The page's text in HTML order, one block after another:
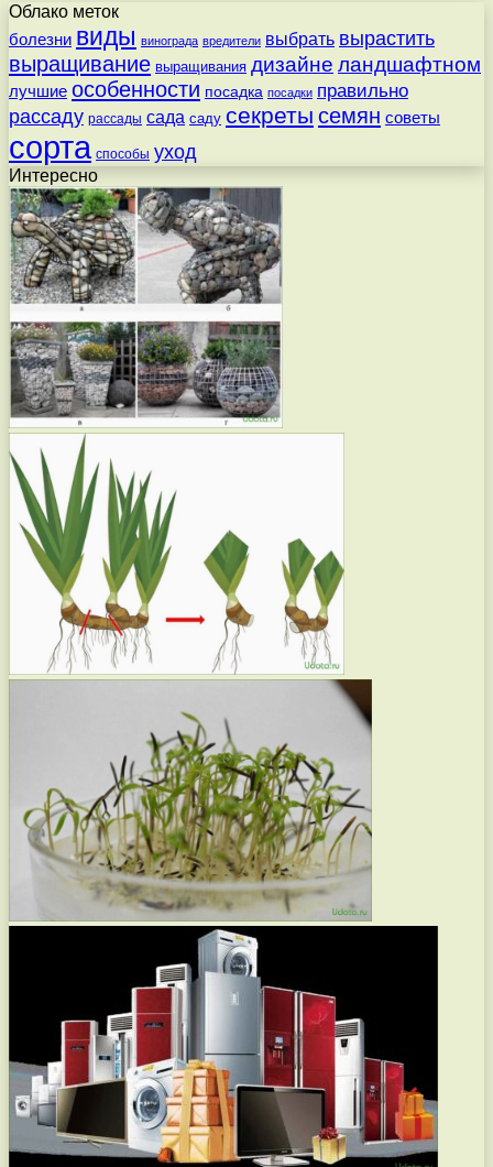
Облако меток
болезни виды винограда вредители выбрать вырастить
выращивание выращивания дизайне ландшафтном
лучшие особенности посадка посадки правильно
рассаду рассады сада саду секреты семян советы
сорта способы уход
Интересно